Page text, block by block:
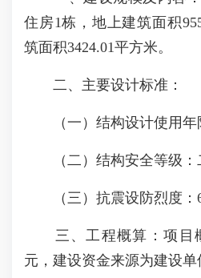
住房1栋，地上建筑面积
筑面积3424.01平方米。
二、主要设计标准：
（一）结构设计使用年
（二）结构安全等级：
（三）抗震设防烈度：6
三、工程概算：项目概
元，建设资金来源为建设单